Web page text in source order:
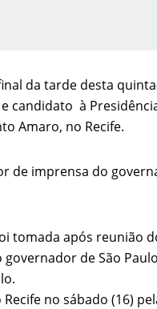
Imperador Dom Pedro I na
da tarde desta
candidato à
Amaro, no Recife.
de imprensa do
tomada após reunião
de São
no sábado (16)